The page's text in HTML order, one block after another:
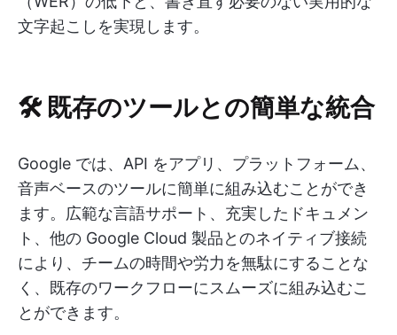
文字起こしを実現します。
🛠 既存のツールとの簡単な統合
Google では、API をアプリ、プラットフォーム、
音声ベースのツールに簡単に組み込むことができ
ます。広範な言語サポート、充実したドキュメン
ト、他の Google Cloud 製品とのネイティブ接続
により、チームの時間や労力を無駄にすることな
く、既存のワークフローにスムーズに組み込むこ
とができます。